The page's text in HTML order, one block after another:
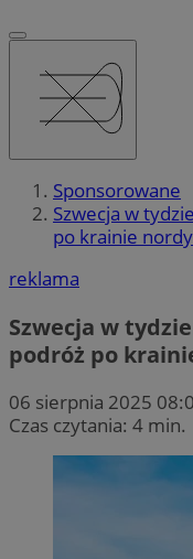
Sponsorowane
Szwecja w
po krainie
reklama
Szwecja w
podróż po
06 sierpnia 2025
Czas czytania: 4 min.